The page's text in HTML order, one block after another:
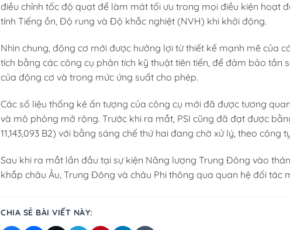
điều chỉnh tốc độ quạt để làm mát tối ưu trong mọi điều kiện hoạt
tính Tiếng ồn, Độ rung và Độ khắc nghiệt (NVH) khi khởi động.
Nhìn chung, động cơ mới được hưởng lợi từ thiết kế mạnh mẽ của
tích bằng các công cụ phân tích kỹ thuật tiên tiến, để đảm bảo tần
​​của động cơ và trong mức ứng suất cho phép.
Các số liệu thống kê ấn tượng của công cụ mới đã được tương
và mô phỏng mở rộng. Trước khi ra mắt, PSI cũng đã đạt được
11,143,093 B2) với bằng sáng chế thứ hai đang chờ xử lý, theo công
Sau khi ra mắt lần đầu tại sự kiện Năng lượng Trung Đông vào
khắp châu Âu, Trung Đông và châu Phi thông qua quan hệ đối tác
CHIA SẺ BÀI VIẾT NÀY: